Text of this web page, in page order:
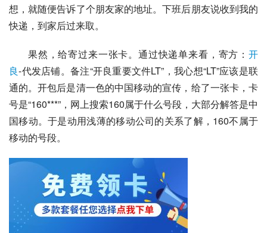
想，就随便告诉了个朋友家的地址。下班后朋友说收到我的
快递，到家后过来取。
果然，给寄过来一张卡。通过快递单来看，寄方： 开
良-代发店铺。备注“开良重要文件LT”，我心想“LT”应该是联
通的。开包后是清一色的中国移动的宣传，给了一张卡，卡
号是“160***”，网上搜索160属于什么号段，大部分解答是中
国移动。于是动用浅薄的移动公司的关系了解，160不属于
移动的号段。